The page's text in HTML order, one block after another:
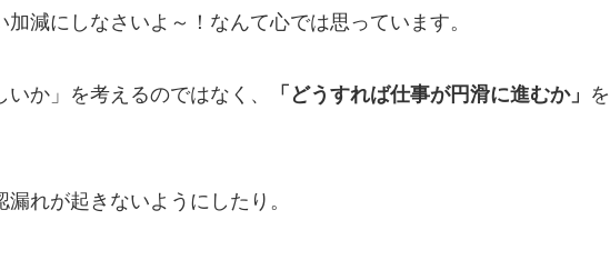
減にしなさいよ～！なんて心では思っています。
か」を考えるのではなく、 「どうすれば仕事が円滑に進むか」 を
れが起きないようにしたり。